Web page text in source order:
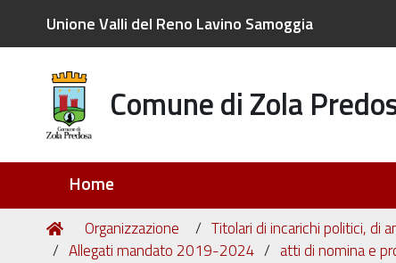
Unione Valli del Reno Lavino Samoggia
Comune di Zola
Home
Tu
sei
Home
Organizzazione Titolari di incarichi politici, di
Allegati mandato 2019-2024
atti di nomina e